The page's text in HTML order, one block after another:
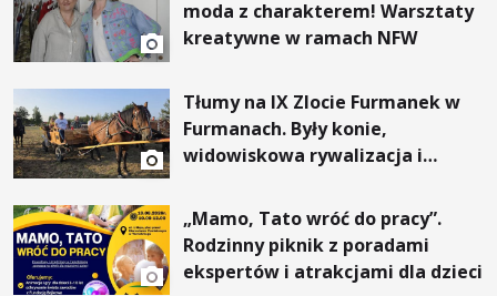
moda z charakterem! Warsztaty
kreatywne w ramach NFW
Tłumy na IX Zlocie Furmanek w
Furmanach. Były konie,
widowiskowa rywalizacja i
„Mamo, Tato wróć do pracy”.
Rodzinny piknik z poradami
ekspertów i atrakcjami dla dzieci